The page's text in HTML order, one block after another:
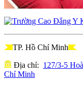
TP. Hồ Chí Minh
Địa chỉ: 127/3-5
Chí Minh